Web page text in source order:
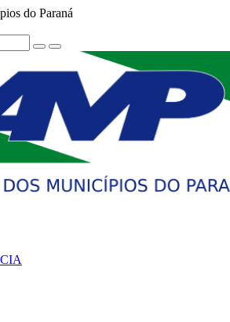
do Paraná